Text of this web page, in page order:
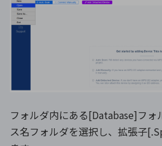
フォルダ内にある[Database]フォ
ス名フォルダを選択し、拡張子